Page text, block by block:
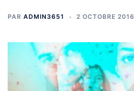
PAR ADMIN3651 2 OCTOBRE 2016